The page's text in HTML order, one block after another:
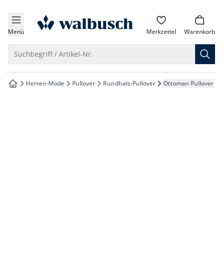
springen
springen
springen
springen
Menü zur Startseite Merkzettel Warenkorb
Suchbegriff / Artikel-Nr.
zur Startseite
Herren-Mode Pullover Rundhals-Pullover Ottoman Pullover